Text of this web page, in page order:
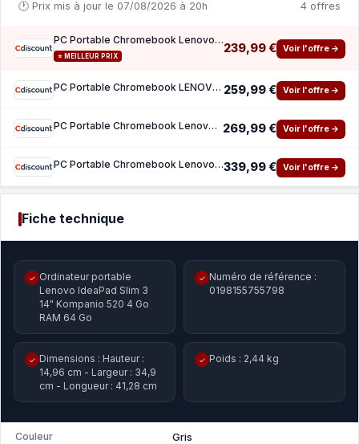
🕐 Prix mis à jour le 07/08/2026 à 20h 4 offres
PC Portable Chromebook Lenovo IdeaPad Slim 3 14M868 14 FHD - MT8186 - RAM 4 Go - Stockage
⭐ MEILLEUR PRIX
239,99 € Voir l'offre →
PC Portable Chromebook LENOVO IdeaPad Slim 3 14M868 Chrome OS - 14 FHD - MT8186 - RAM 4 Go 259,99 € Voir l'offre →
PC Portable Chromebook Lenovo IdeaPad Slim 3 14M868 14 FHD - MT8186 - RAM 4 Go - Stockage 269,99 € Voir l'offre →
PC Portable Chromebook Lenovo IdeaPad Slim 3 14M868 Chrome OS - 14 FHD - MT8186 - RAM 4 Go339,99 € Voir l'offre →
Fiche technique
✓ Ordinateur portable
Lenovo IdeaPad Slim 3
14" Kompanio 520 4 Go
RAM 64 Go
✓ Numéro de référence :
0198155755798
✓ Dimensions : Hauteur :
14,96 cm - Largeur : 34,9
cm - Longueur : 41,28 cm
✓ Poids : 2,44 kg
Couleur Gris